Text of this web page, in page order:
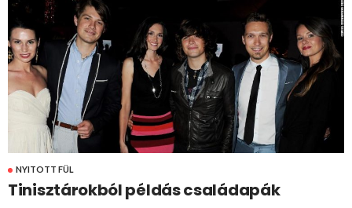
NYITOTT FÜL
Tinisztárokból példás családapák